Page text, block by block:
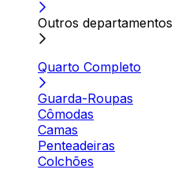
Outros departamentos
Quarto Completo
Guarda-Roupas
Cômodas
Camas
Penteadeiras
Colchões